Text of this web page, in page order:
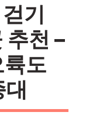
기
추천 –
도